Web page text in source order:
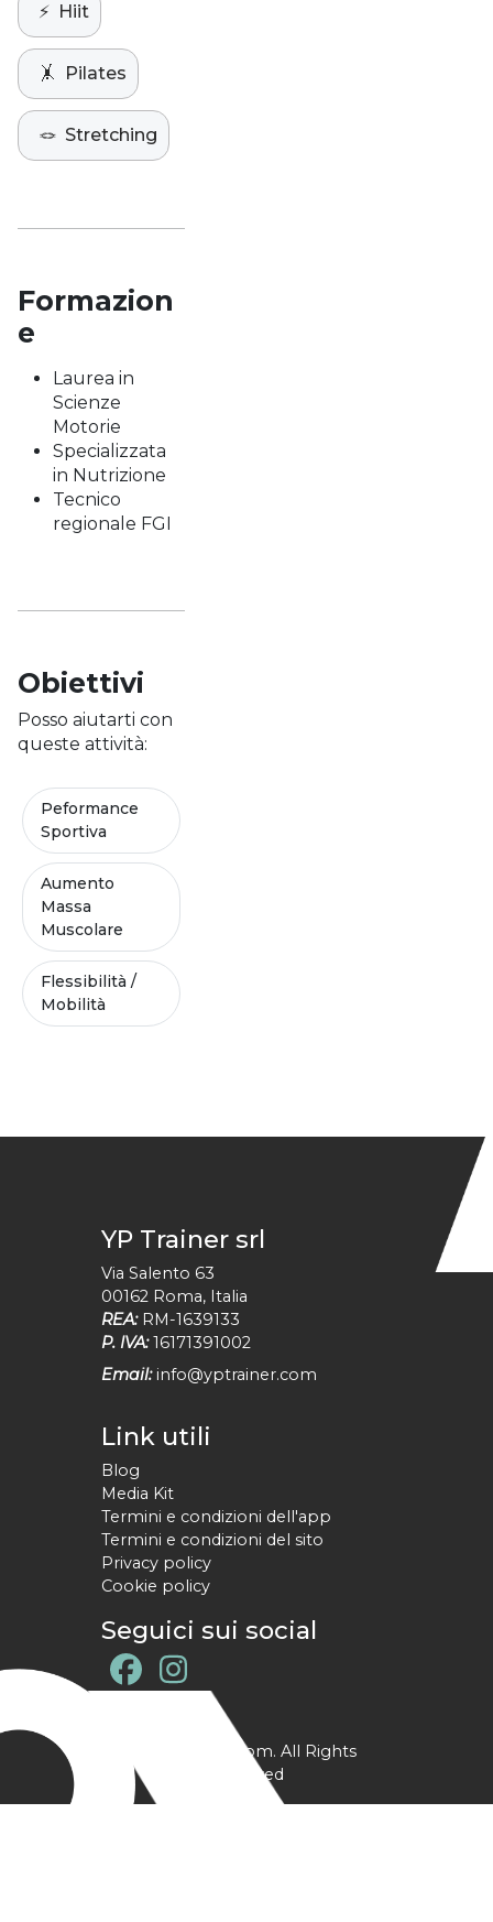
⚡️ Hiit
🤸 Pilates
🪢 Stretching
Formazion
e
Laurea in
Scienze
Motorie
Specializzata
in Nutrizione
Tecnico
regionale FGI
Obiettivi
Posso aiutarti con
queste attività:
Peformance
Sportiva
Aumento
Massa
Muscolare
Flessibilità /
Mobilità
YP Trainer srl
Via Salento 63
00162 Roma, Italia
REA: RM-1639133
P. IVA: 16171391002
Email: info@yptrainer.com
Link utili
Blog
Media Kit
Termini e condizioni dell'app
Termini e condizioni del sito
Privacy policy
Cookie policy
Seguici sui social
@ YPtrainer.com. All Rights
Reserved